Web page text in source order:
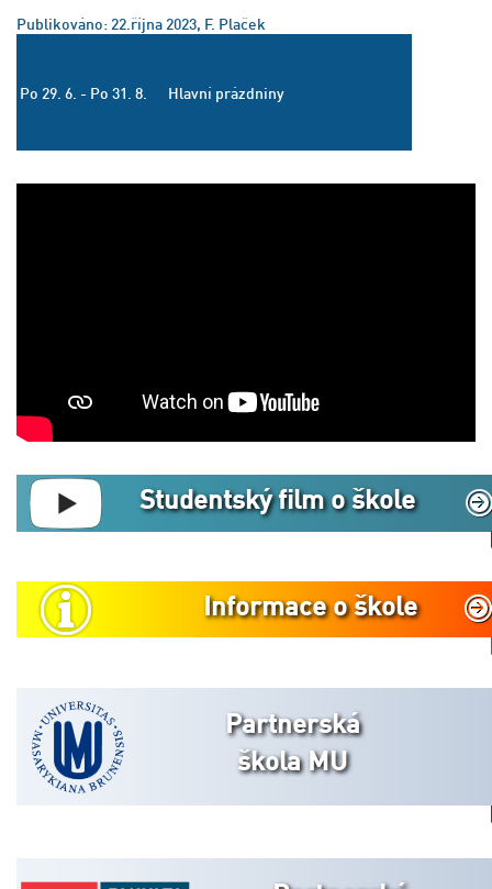
Publikováno: 22.října 2023, F. Plaček
Po 29. 6. - Po 31. 8. Hlavní prázdniny
Studentský film o škole
Informace o škole
Partnerská
škola MU